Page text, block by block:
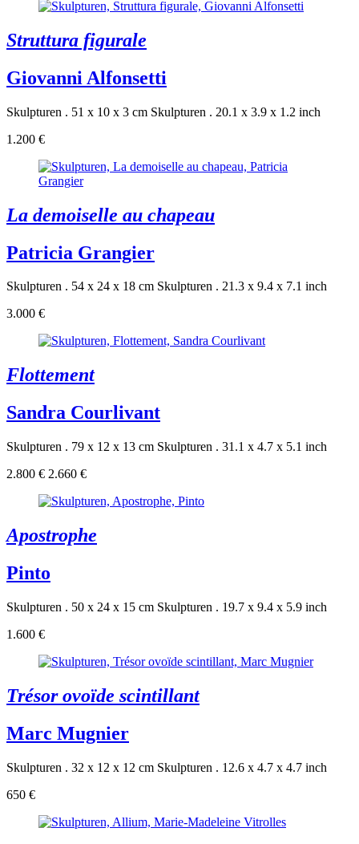
Struttura figurale
Giovanni Alfonsetti
Skulpturen . 51 x 10 x 3 cm Skulpturen . 20.1 x 3.9 x 1.2 inch
1.200 €
La demoiselle au chapeau
Patricia Grangier
Skulpturen . 54 x 24 x 18 cm Skulpturen . 21.3 x 9.4 x 7.1 inch
3.000 €
Flottement
Sandra Courlivant
Skulpturen . 79 x 12 x 13 cm Skulpturen . 31.1 x 4.7 x 5.1 inch
2.800 € 2.660 €
Apostrophe
Pinto
Skulpturen . 50 x 24 x 15 cm Skulpturen . 19.7 x 9.4 x 5.9 inch
1.600 €
Trésor ovoïde scintillant
Marc Mugnier
Skulpturen . 32 x 12 x 12 cm Skulpturen . 12.6 x 4.7 x 4.7 inch
650 €